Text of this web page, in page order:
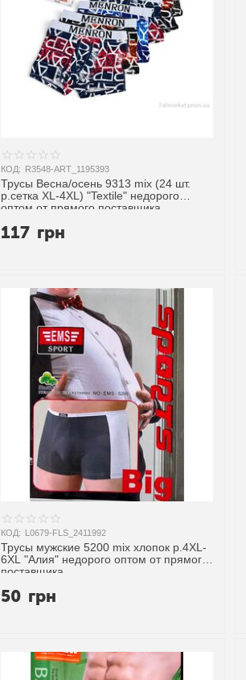
КОД: R3548-ART_1195393
Трусы Весна/осень 9313 mix (24 шт.
р.сетка XL-4XL) "Textile" недорого
оптом от прямого поставщика
117 грн
КОД: L0679-FLS_2411992
Трусы мужские 5200 mix хлопок р.4XL-
6XL "Алия" недорого оптом от прямого
поставщика
50 грн